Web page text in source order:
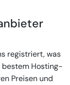
registriert, was
bestem Hosting-
Preisen und